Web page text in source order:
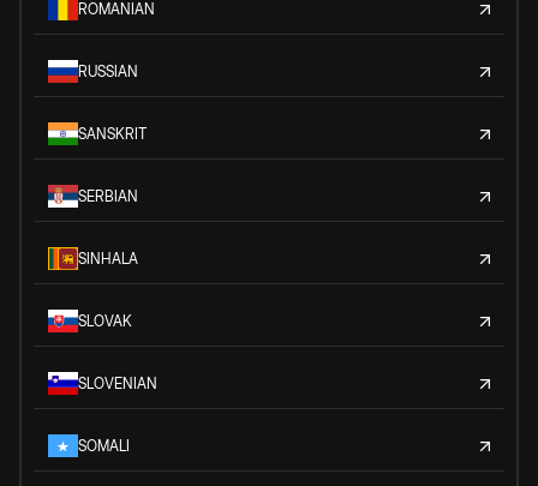
ROMANIAN
RUSSIAN
SANSKRIT
SERBIAN
SINHALA
SLOVAK
SLOVENIAN
SOMALI